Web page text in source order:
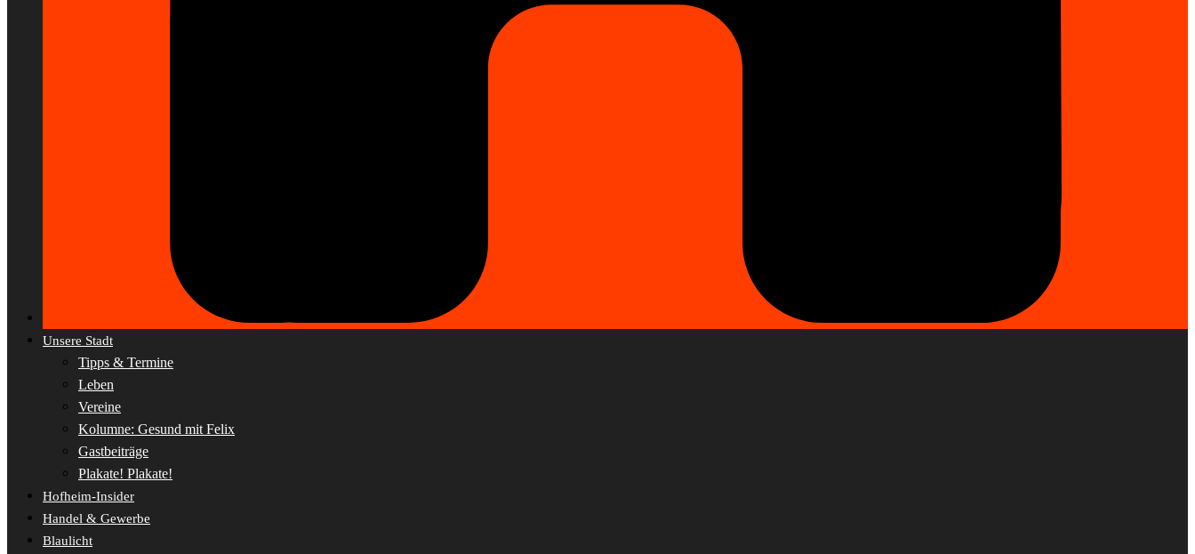
Unsere Stadt
Tipps & Termine
Leben
Vereine
Kolumne: Gesund mit Felix
Gastbeiträge
Plakate! Plakate!
Hofheim-Insider
Handel & Gewerbe
Blaulicht